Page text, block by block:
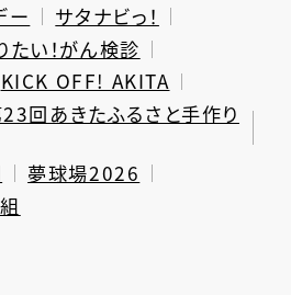
ー
サタナビっ！
たい！がん検診
KICK OFF! AKITA
回あきたふるさと手作り
夢球場2026